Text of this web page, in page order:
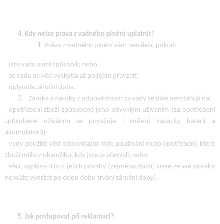
Kdy nelze práva z vadného plnění uplatnit?
Práva z vadného plnění vám nenáleží, pokud:
jste vadu sami způsobili; nebo
se vada na věci vyskytla až po jejím převzetí;
uplynula záruční doba.
Záruka a nároky z odpovědnosti za vady se dále nevztahují na:
opotřebení zboží způsobené jeho obvyklým užíváním (za opotřebení
způsobené užíváním se považuje i snížení kapacity baterií a
akumulátorů);
vady použité věci odpovídající míře používání nebo opotřebení, které
zboží mělo v okamžiku, kdy jste je převzali; nebo
věci, vyplývá-li to z jejich povahy (zejména zboží, které ze své povahy
nemůže vydržet po celou dobu trvání záruční doby).
Jak postupovat při reklamaci?